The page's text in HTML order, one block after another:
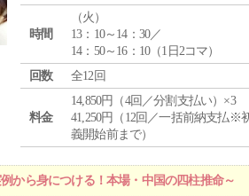
時間
（火 ）
13：10～14：30／
14：50～16：10（1日2コマ）
回数
全12回
料金
14,850円（4回／分割支払い）×3
41,250円（12回／一括前納支払※
義開始前まで）
から身につける！本場・中国の四柱推命～